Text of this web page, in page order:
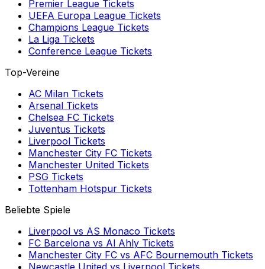
Premier League Tickets
UEFA Europa League Tickets
Champions League Tickets
La Liga Tickets
Conference League Tickets
Top-Vereine
AC Milan Tickets
Arsenal Tickets
Chelsea FC Tickets
Juventus Tickets
Liverpool Tickets
Manchester City FC Tickets
Manchester United Tickets
PSG Tickets
Tottenham Hotspur Tickets
Beliebte Spiele
Liverpool vs AS Monaco Tickets
FC Barcelona vs Al Ahly Tickets
Manchester City FC vs AFC Bournemouth Tickets
Newcastle United vs Liverpool Tickets